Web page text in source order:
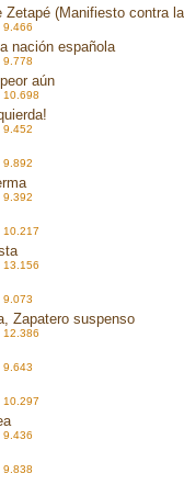
Zetapé (Manifiesto contra
nación española
aún
Zapatero suspenso